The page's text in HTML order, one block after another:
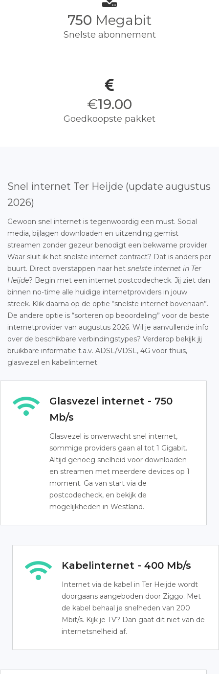
750 Megabit
Snelste abonnement
€19.00
Goedkoopste pakket
Snel internet Ter Heijde (update augustus
2026)
Gewoon snel internet is tegenwoordig een must. Social
media, bijlagen downloaden en uitzending gemist
streamen zonder gezeur benodigt een bekwame provider.
Waar sluit ik het snelste internet contract? Dat is anders per
buurt. Direct overstappen naar het snelste internet in Ter
Heijde? Begin met een internet postcodecheck. Jij ziet dan
binnen no-time alle huidige internetproviders in jouw
streek. Klik daarna op de optie “snelste internet bovenaan”.
De andere optie is “sorteren op beoordeling” voor de beste
internetprovider van augustus 2026. Wil je aanvullende info
over de beschikbare verbindingstypes? Verderop bekijk jij
bruikbare informatie t.a.v. ADSL/VDSL, 4G voor thuis,
glasvezel en kabelinternet.
Glasvezel internet - 750
Mb/s
Glasvezel is onverwacht snel internet,
sommige providers gaan al tot 1 Gigabit.
Altijd genoeg snelheid voor downloaden
en streamen met meerdere devices op 1
moment. Ga van start via de
postcodecheck, en bekijk de
mogelijkheden in Westland.
Kabelinternet - 400 Mb/s
Internet via de kabel in Ter Heijde wordt
doorgaans aangeboden door Ziggo. Met
de kabel behaal je snelheden van 200
Mbit/s. Kijk je TV? Dan gaat dit niet van de
internetsnelheid af.